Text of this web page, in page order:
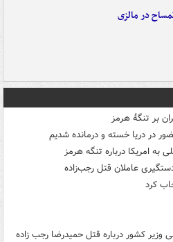
در مالزی
بر تنگۀ هرمز
به امریکا درباره تنگه هرمز
عاملان قتل رجب‌زاده
کرد
وزیر کشور درباره قتل حمیدرضا رجب زاده